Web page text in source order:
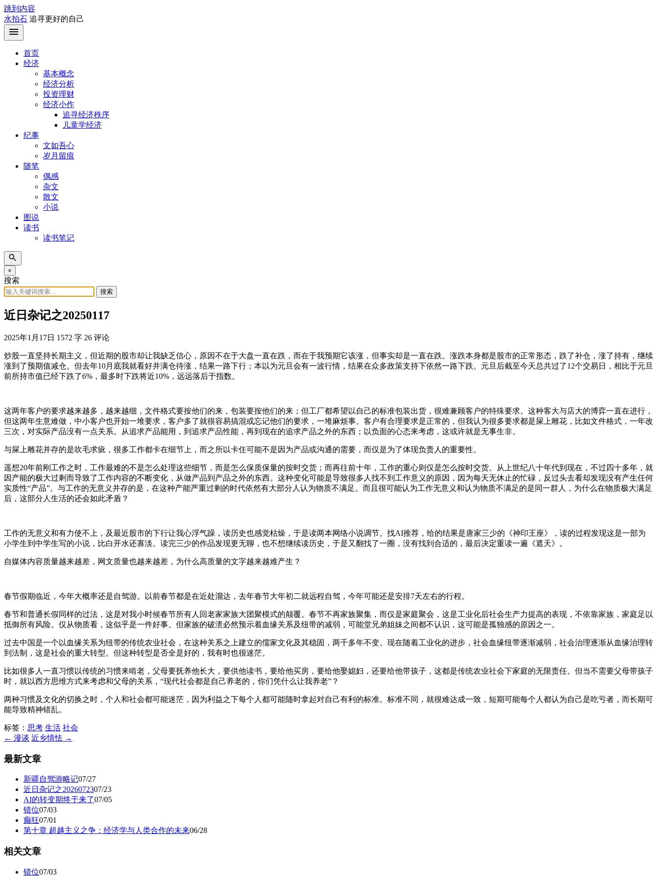
跳到内容
水拍石 追寻更好的自己
首页
经济
基本概念
经济分析
投资理财
经济小作
追寻经济秩序
儿童学经济
纪事
文如吾心
岁月留痕
随笔
偶感
杂文
散文
小说
图说
读书
读书笔记
×
搜索
搜索
近日杂记之20250117
2025年1月17日 1572 字 26 评论
炒股一直坚持长期主义，但近期的股市却让我缺乏信心，原因不在于大盘一直在跌，而在于我预期它该涨，但事实却是一直在跌。涨跌本身都是股市的正常形态，跌了补仓，涨了持有，继续
涨到了预期值减仓。但去年10月底我就看好并满仓待涨，结果一路下行；本以为元旦会有一波行情，结果在众多政策支持下依然一路下跌。元旦后截至今天总共过了12个交易日，相比于元旦
前所持市值已经下跌了6%，最多时下跌将近10%，远远落后于指数。
这两年客户的要求越来越多，越来越细，文件格式要按他们的来，包装要按他们的来；但工厂都希望以自己的标准包装出货，很难兼顾客户的特殊要求。这种客大与店大的博弈一直在进行，
但这两年生意难做，中小客户也开始一堆要求，客户多了就很容易搞混或忘记他们的要求，一堆麻烦事。客户有合理要求是正常的，但我认为很多要求都是屎上雕花，比如文件格式，一年改
三次，对实际产品没有一点关系。从追求产品能用，到追求产品性能，再到现在的追求产品之外的东西；以负面的心态来考虑，这或许就是无事生非。
与屎上雕花并存的是吹毛求疵，很多工作都卡在细节上，而之所以卡住可能不是因为产品或沟通的需要，而仅是为了体现负责人的重要性。
遥想20年前刚工作之时，工作最难的不是怎么处理这些细节，而是怎么保质保量的按时交货；而再往前十年，工作的重心则仅是怎么按时交货。从上世纪八十年代到现在，不过四十多年，就
因产能的极大过剩而导致了工作内容的不断变化，从做产品到产品之外的东西。这种变化可能是导致很多人找不到工作意义的原因，因为每天无休止的忙碌，反过头去看却发现没有产生任何
实质性“产品”。与工作的无意义并存的是，在这种产能严重过剩的时代依然有大部分人认为物质不满足。而且很可能认为工作无意义和认为物质不满足的是同一群人，为什么在物质极大满足
后，这部分人生活的还会如此矛盾？
工作的无意义和有力使不上，及最近股市的下行让我心浮气躁，读历史也感觉枯燥，于是读两本网络小说调节。找AI推荐，给的结果是唐家三少的《神印王座》，读的过程发现这是一部为
小学生到中学生写的小说，比白开水还寡淡。读完三少的作品发现更无聊，也不想继续读历史，于是又翻找了一圈，没有找到合适的，最后决定重读一遍《遮天》。
自媒体内容质量越来越差，网文质量也越来越差，为什么高质量的文字越来越难产生？
春节假期临近，今年大概率还是自驾游。以前春节都是在近处溜达，去年春节大年初二就远程自驾，今年可能还是安排7天左右的行程。
春节和普通长假同样的过法，这是对我小时候春节所有人回老家家族大团聚模式的颠覆。春节不再家族聚集，而仅是家庭聚会，这是工业化后社会生产力提高的表现，不依靠家族，家庭足以
抵御所有风险。仅从物质看，这似乎是一件好事。但家族的破溃必然预示着血缘关系及纽带的减弱，可能堂兄弟姐妹之间都不认识，这可能是孤独感的原因之一。
过去中国是一个以血缘关系为纽带的传统农业社会，在这种关系之上建立的儒家文化及其稳固，两千多年不变。现在随着工业化的进步，社会血缘纽带逐渐减弱，社会治理逐渐从血缘治理转
到法制，这是社会的重大转型。但这种转型是否全是好的，我有时也很迷茫。
比如很多人一直习惯以传统的习惯来啃老，父母要抚养他长大，要供他读书，要给他买房，要给他娶媳妇，还要给他带孩子，这都是传统农业社会下家庭的无限责任。但当不需要父母带孩子
时，就以西方思维方式来考虑和父母的关系，“现代社会都是自己养老的，你们凭什么让我养老”？
两种习惯及文化的切换之时，个人和社会都可能迷茫，因为利益之下每个人都可能随时拿起对自己有利的标准。标准不同，就很难达成一致，短期可能每个人都认为自己是吃亏者，而长期可
能导致精神错乱。
标签： 思考 生活 社会
← 漫谈 近乡情怯 →
最新文章
新疆自驾游略记07/27
近日杂记之2026072307/23
AI的转变期终于来了07/05
错位07/03
癫狂07/01
第十章 超越主义之争：经济学与人类合作的未来06/28
相关文章
错位07/03